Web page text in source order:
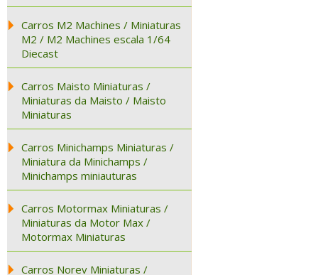
Carros M2 Machines / Miniaturas
M2 / M2 Machines escala 1/64
Diecast
Carros Maisto Miniaturas /
Miniaturas da Maisto / Maisto
Miniaturas
Carros Minichamps Miniaturas /
Miniatura da Minichamps /
Minichamps miniauturas
Carros Motormax Miniaturas /
Miniaturas da Motor Max /
Motormax Miniaturas
Carros Norev Miniaturas /